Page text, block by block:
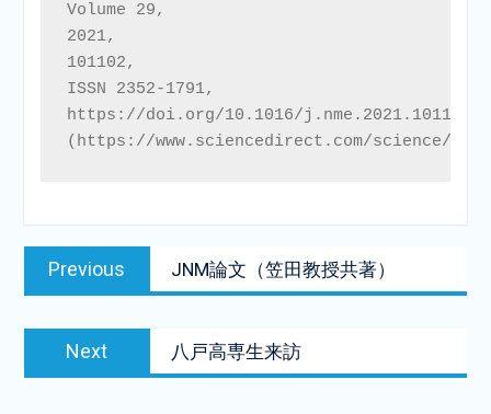
Volume 29,
2021,
101102,
ISSN 2352-1791,
https://doi.org/10.1016/j.nme.2021.101102.
(https://www.sciencedirect.com/science/
投
ゲ
Previous
Previous
post:
JNM論文（笠田教授共著）
Next
Next
post:
八戸高専生来訪